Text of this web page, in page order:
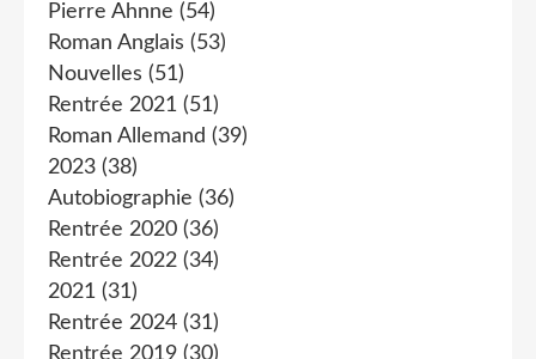
Pierre Ahnne (54)
Roman Anglais (53)
Nouvelles (51)
Rentrée 2021 (51)
Roman Allemand (39)
2023 (38)
Autobiographie (36)
Rentrée 2020 (36)
Rentrée 2022 (34)
2021 (31)
Rentrée 2024 (31)
Rentrée 2019 (30)